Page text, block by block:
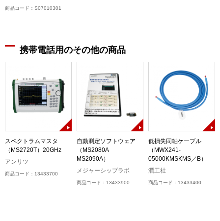
商品コード：S07010301
携帯電話用のその他の商品
スペクトラムマスタ
（MS2720T）20GHz
アンリツ
商品コード：13433700
自動測定ソフトウェア
（MS2080A
MS2090A）
メジャーシップラボ
商品コード：13433900
低損失同軸ケーブル
（MWX241-
05000KMSKMS／B）
潤工社
商品コード：13433400